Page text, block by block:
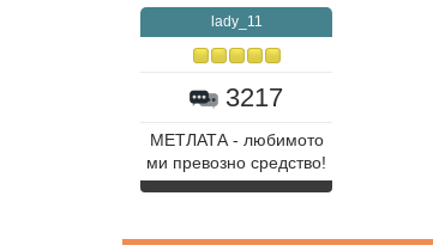
lady_11
3217
МЕТЛАТА - любимото
ми превозно средство!